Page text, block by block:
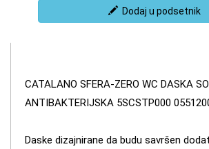
Dodaj u podsetnik
CATALANO SFERA-ZERO WC DASKA
ANTIBAKTERIJSKA 5SCSTP000
Daske dizajnirane da budu savršen